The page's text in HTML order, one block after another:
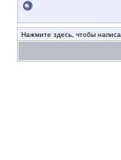
Нажмите здесь, чтобы